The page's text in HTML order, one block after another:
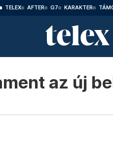
TELEX AFTER G7 KARAKTER
az új